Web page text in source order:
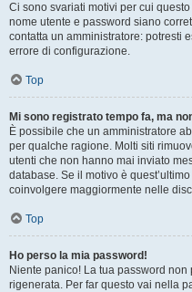
Ci sono svariati motivi per cui
nome utente e password siano
contatta un amministratore: potresti
errore di configurazione.
Top
Mi sono registrato tempo fa, ma
È possibile che un amministratore
per qualche ragione. Molti siti
utenti che non hanno mai inviato
database. Se il motivo è
coinvolgere maggiormente nelle
Top
Ho perso la mia password!
Niente panico! La tua password
rigenerata. Per far questo vai nella